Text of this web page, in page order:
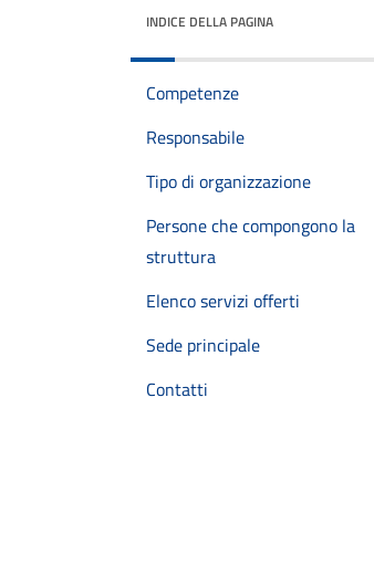
INDICE DELLA PAGINA
Competenze
Responsabile
Tipo di organizzazione
Persone che compongono la
struttura
Elenco servizi offerti
Sede principale
Contatti